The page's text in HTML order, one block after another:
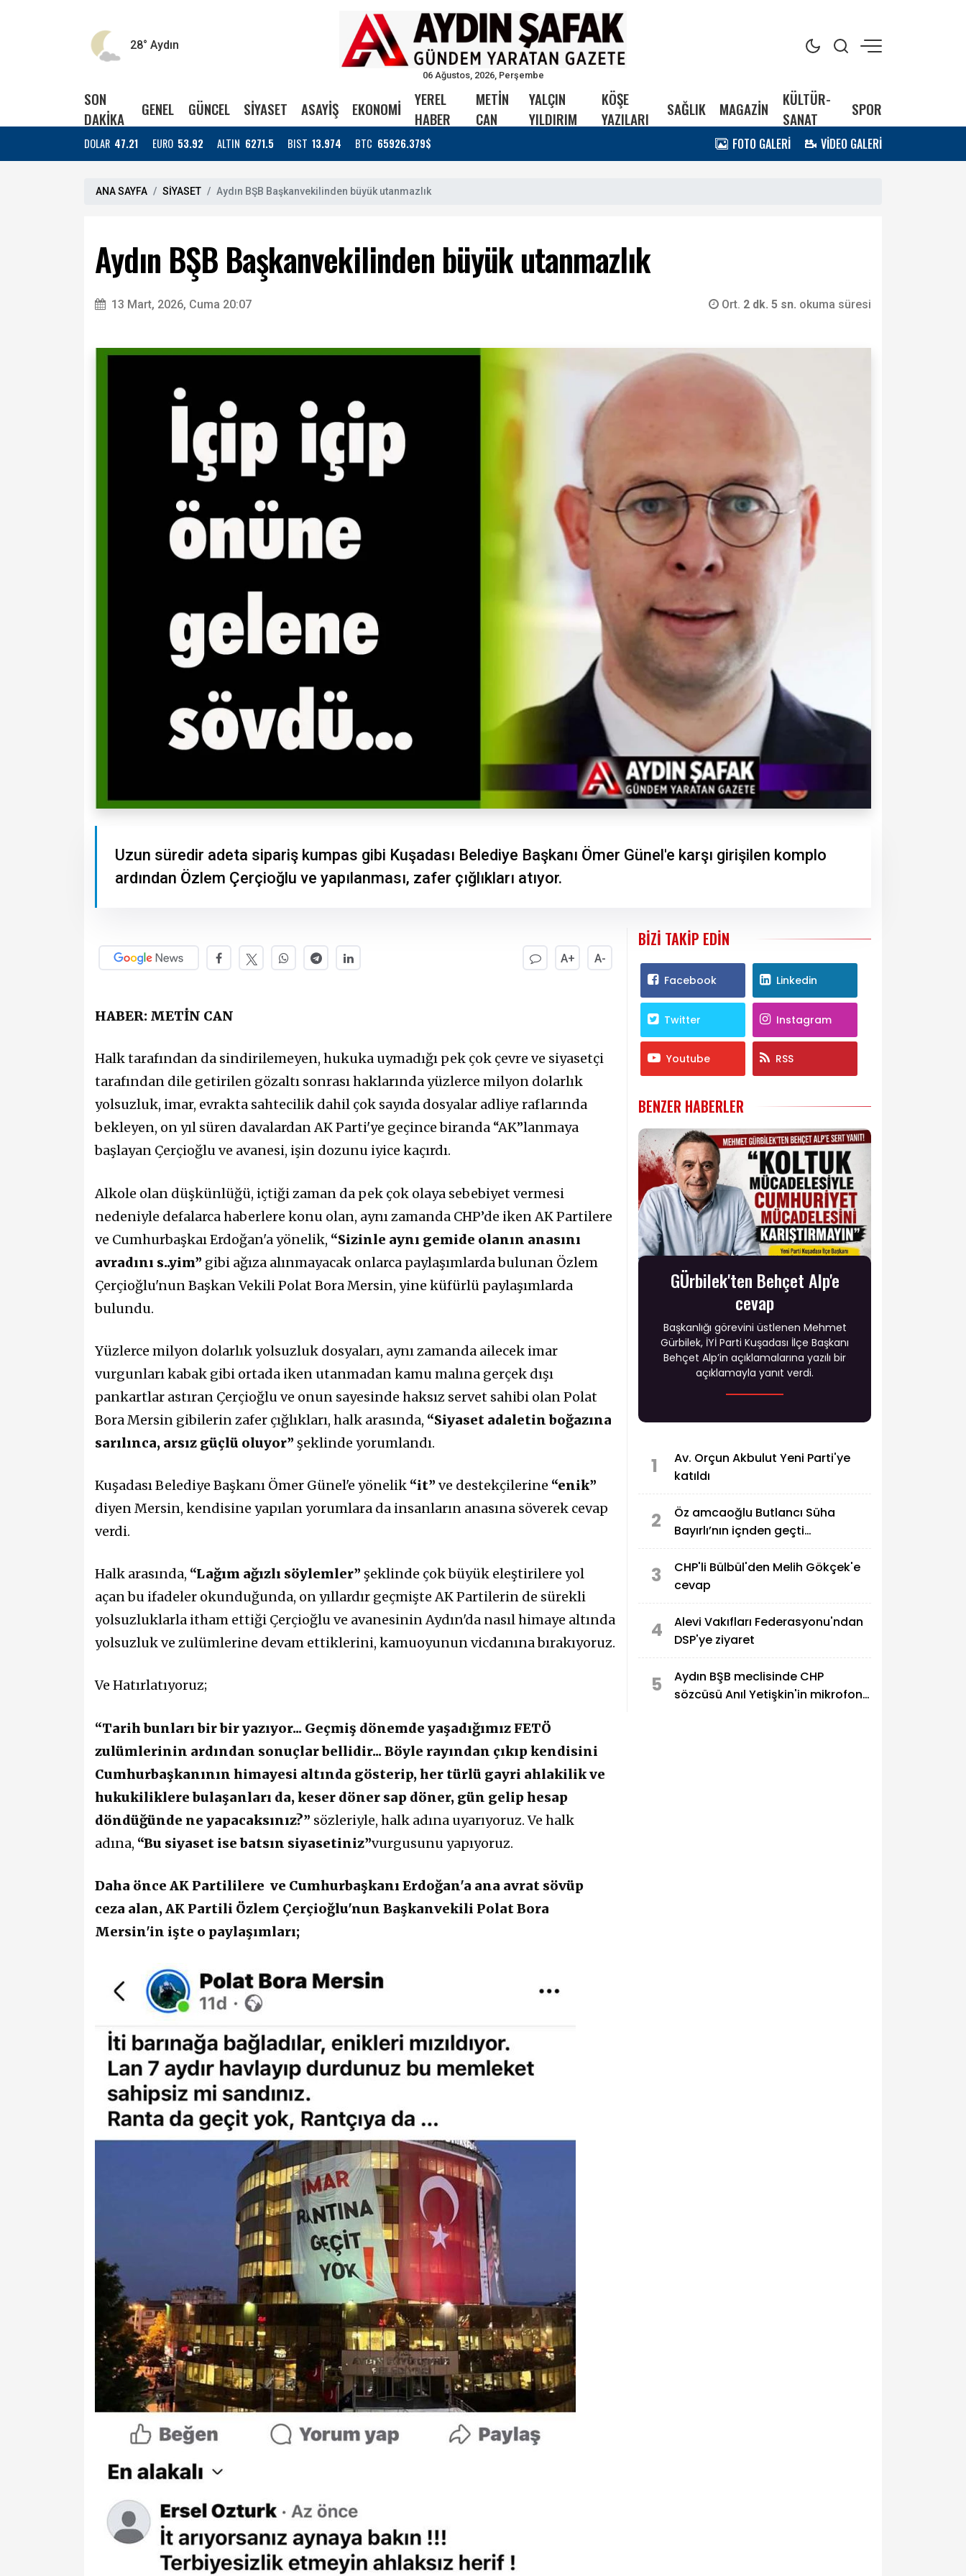
28° Aydın
06 Ağustos, 2026, Perşembe
SON
DAKİKA
GENEL GÜNCEL SİYASET ASAYİŞ EKONOMİ
YEREL
HABER
METİN
CAN
YALÇIN
YILDIRIM
KÖŞE
YAZILARI
SAĞLIK MAGAZİN
KÜLTÜR-
SANAT
SPOR
DOLAR 47.21 EURO 53.92 ALTIN 6271.5 BIST 13.974 BTC 65926.379$ FOTO GALERİ VİDEO GALERİ
ANA SAYFA SİYASET Aydın BŞB Başkanvekilinden büyük utanmazlık
Aydın BŞB Başkanvekilinden büyük utanmazlık
13 Mart, 2026, Cuma 20:07 Ort. 2 dk. 5 sn. okuma süresi
Uzun süredir adeta sipariş kumpas gibi Kuşadası Belediye Başkanı Ömer Günel'e karşı girişilen komplo
ardından Özlem Çerçioğlu ve yapılanması, zafer çığlıkları atıyor.
A+ A-
HABER: METİN CAN
Halk tarafından da sindirilemeyen, hukuka uymadığı pek çok çevre ve siyasetçi
tarafından dile getirilen gözaltı sonrası haklarında yüzlerce milyon dolarlık
yolsuzluk, imar, evrakta sahtecilik dahil çok sayıda dosyalar adliye raflarında
bekleyen, on yıl süren davalardan AK Parti'ye geçince biranda “AK”lanmaya
başlayan Çerçioğlu ve avanesi, işin dozunu iyice kaçırdı.
Alkole olan düşkünlüğü, içtiği zaman da pek çok olaya sebebiyet vermesi
nedeniyle defalarca haberlere konu olan, aynı zamanda CHP’de iken AK Partilere
ve Cumhurbaşkaı Erdoğan'a yönelik, “Sizinle aynı gemide olanın anasını
avradını s..yim” gibi ağıza alınmayacak onlarca paylaşımlarda bulunan Özlem
Çerçioğlu'nun Başkan Vekili Polat Bora Mersin, yine küfürlü paylaşımlarda
bulundu.
Yüzlerce milyon dolarlık yolsuzluk dosyaları, aynı zamanda ailecek imar
vurgunları kabak gibi ortada iken utanmadan kamu malına gerçek dışı
pankartlar astıran Çerçioğlu ve onun sayesinde haksız servet sahibi olan Polat
Bora Mersin gibilerin zafer çığlıkları, halk arasında, “Siyaset adaletin boğazına
sarılınca, arsız güçlü oluyor” şeklinde yorumlandı.
Kuşadası Belediye Başkanı Ömer Günel'e yönelik “it” ve destekçilerine “enik”
diyen Mersin, kendisine yapılan yorumlara da insanların anasına söverek cevap
verdi.
Halk arasında, “Lağım ağızlı söylemler” şeklinde çok büyük eleştirilere yol
açan bu ifadeler okunduğunda, on yıllardır geçmişte AK Partilerin de sürekli
yolsuzluklarla itham ettiği Çerçioğlu ve avanesinin Aydın'da nasıl himaye altında
yolsuzluk ve zulümlerine devam ettiklerini, kamuoyunun vicdanına bırakıyoruz.
Ve Hatırlatıyoruz;
“Tarih bunları bir bir yazıyor... Geçmiş dönemde yaşadığımız FETÖ
zulümlerinin ardından sonuçlar bellidir... Böyle rayından çıkıp kendisini
Cumhurbaşkanının himayesi altında gösterip, her türlü gayri ahlakilik ve
hukukiliklere bulaşanları da, keser döner sap döner, gün gelip hesap
döndüğünde ne yapacaksınız?” sözleriyle, halk adına uyarıyoruz. Ve halk
adına, “Bu siyaset ise batsın siyasetiniz”vurgusunu yapıyoruz.
Daha önce AK Partililere ve Cumhurbaşkanı Erdoğan'a ana avrat sövüp
ceza alan, AK Partili Özlem Çerçioğlu'nun Başkanvekili Polat Bora
Mersin'in işte o paylaşımları;
BIZI TAKIP EDIN
Facebook Linkedin
Twitter Instagram
Youtube RSS
BENZER HABERLER
GÜrbilek'ten Behçet Alp'e
cevap
Başkanlığı görevini üstlenen Mehmet
Gürbilek, İYİ Parti Kuşadası İlçe Başkanı
Behçet Alp’in açıklamalarına yazılı bir
açıklamayla yanıt verdi.
1
Av. Orçun Akbulut Yeni Parti'ye
katıldı
2
Öz amcaoğlu Butlancı Süha
Bayırlı’nın içnden geçti…
3
CHP'li Bülbül'den Melih Gökçek'e
cevap
4
Alevi Vakıfları Federasyonu'ndan
DSP'ye ziyaret
5
Aydın BŞB meclisinde CHP
sözcüsü Anıl Yetişkin'in mikrofonu